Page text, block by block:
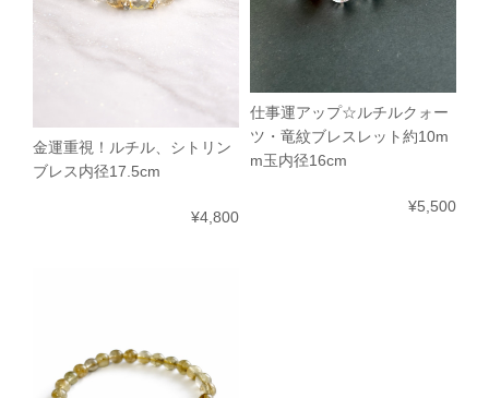
金運重視！ルチル、シトリン
ブレス内径17.5cm
¥4,800
仕事運アップ☆ルチルクォー
ツ・竜紋ブレスレット約10m
m玉内径16cm
¥5,500